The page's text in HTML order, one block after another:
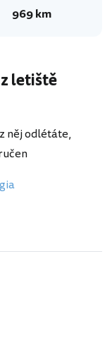
969 km
letiště
něj odlétáte,